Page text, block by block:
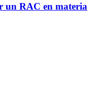
un RAC en materia